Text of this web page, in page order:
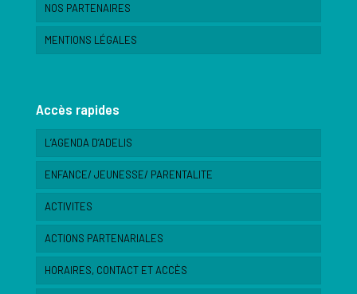
NOS PARTENAIRES
MENTIONS LÉGALES
Accès rapides
L’AGENDA D’ADELIS
ENFANCE/ JEUNESSE/ PARENTALITE
ACTIVITES
ACTIONS PARTENARIALES
HORAIRES, CONTACT ET ACCÈS